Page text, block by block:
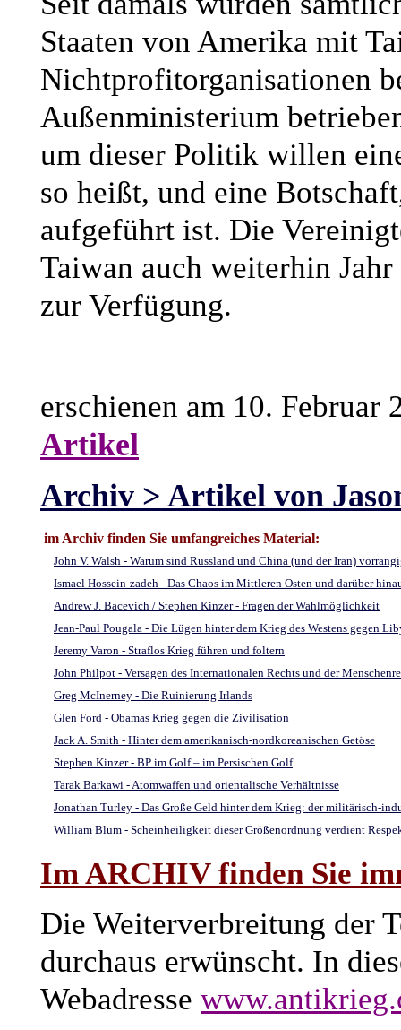
Staaten von Amerika mit
Nichtprofitorganisationen
Außenministerium
um dieser Politik willen
so heißt, und eine
aufgeführt ist. Die
Taiwan auch weiterhin
zur Verfügung.
erschienen am 10. Februar
Artikel
Archiv > Artikel von
im Archiv finden Sie umfangreiches Material:
John V. Walsh - Warum sind Russland und China (und der Iran)
Ismael Hossein-zadeh - Das Chaos im Mittleren Osten und darüber
Andrew J. Bacevich / Stephen Kinzer - Fragen der Wahlmöglichkeit
Jean-Paul Pougala - Die Lügen hinter dem Krieg des Westens gegen
Jeremy Varon - Straflos Krieg führen und foltern
John Philpot - Versagen des Internationalen Rechts und der
Greg McInerney - Die Ruinierung Irlands
Glen Ford - Obamas Krieg gegen die Zivilisation
Jack A. Smith - Hinter dem amerikanisch-nordkoreanischen Getöse
Stephen Kinzer - BP im Golf – im Persischen Golf
Tarak Barkawi - Atomwaffen und orientalische Verhältnisse
Jonathan Turley - Das Große Geld hinter dem Krieg: der militärisch-
William Blum - Scheinheiligkeit dieser Größenordnung verdient
Im ARCHIV finden Sie
Die Weiterverbreitung der
durchaus erwünscht. In
Webadresse